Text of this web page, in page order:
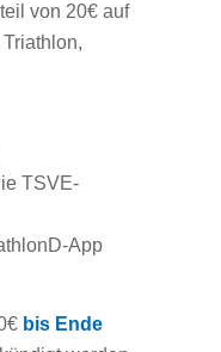
von 20€ auf
TSVE-
App
bis Ende